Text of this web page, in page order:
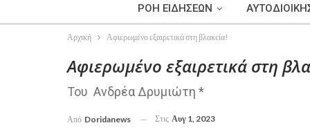
ΡΟΗ ΕΙΔΗΣΕΩΝ
Αρχική Αφιερωμένο εξαιρετικά στη βλακεία!
Αφιερωμένο εξαιρετικά στη
Του Ανδρέα Δρυμιώτη *
Από Doridanews Στις Αυγ 1, 2023